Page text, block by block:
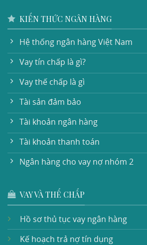
KIẾN THỨC NGÂN HÀNG
Hệ thống ngân hàng Việt Nam
Vay tín chấp là gì?
Vay thế chấp là gì
Tài sản đảm bảo
Tài khoản ngân hàng
Tài khoản thanh toán
Ngân hàng cho vay nợ nhóm 2
VAY VÀ THẾ CHẤP
Hồ sơ thủ tục vay ngân hàng
Kế hoạch trả nợ tín dụng